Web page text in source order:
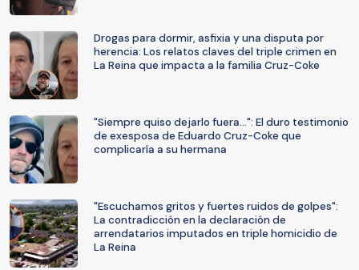
Drogas para dormir, asfixia y una disputa por
herencia: Los relatos claves del triple crimen en
La Reina que impacta a la familia Cruz-Coke
"Siempre quiso dejarlo fuera...": El duro testimonio
de exesposa de Eduardo Cruz-Coke que
complicaría a su hermana
"Escuchamos gritos y fuertes ruidos de golpes":
La contradicción en la declaración de
arrendatarios imputados en triple homicidio de
La Reina